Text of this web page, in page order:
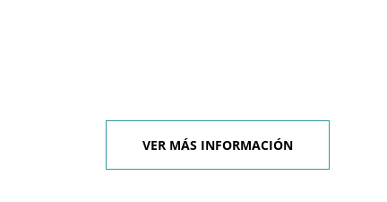
VER MÁS INFORMACIÓN